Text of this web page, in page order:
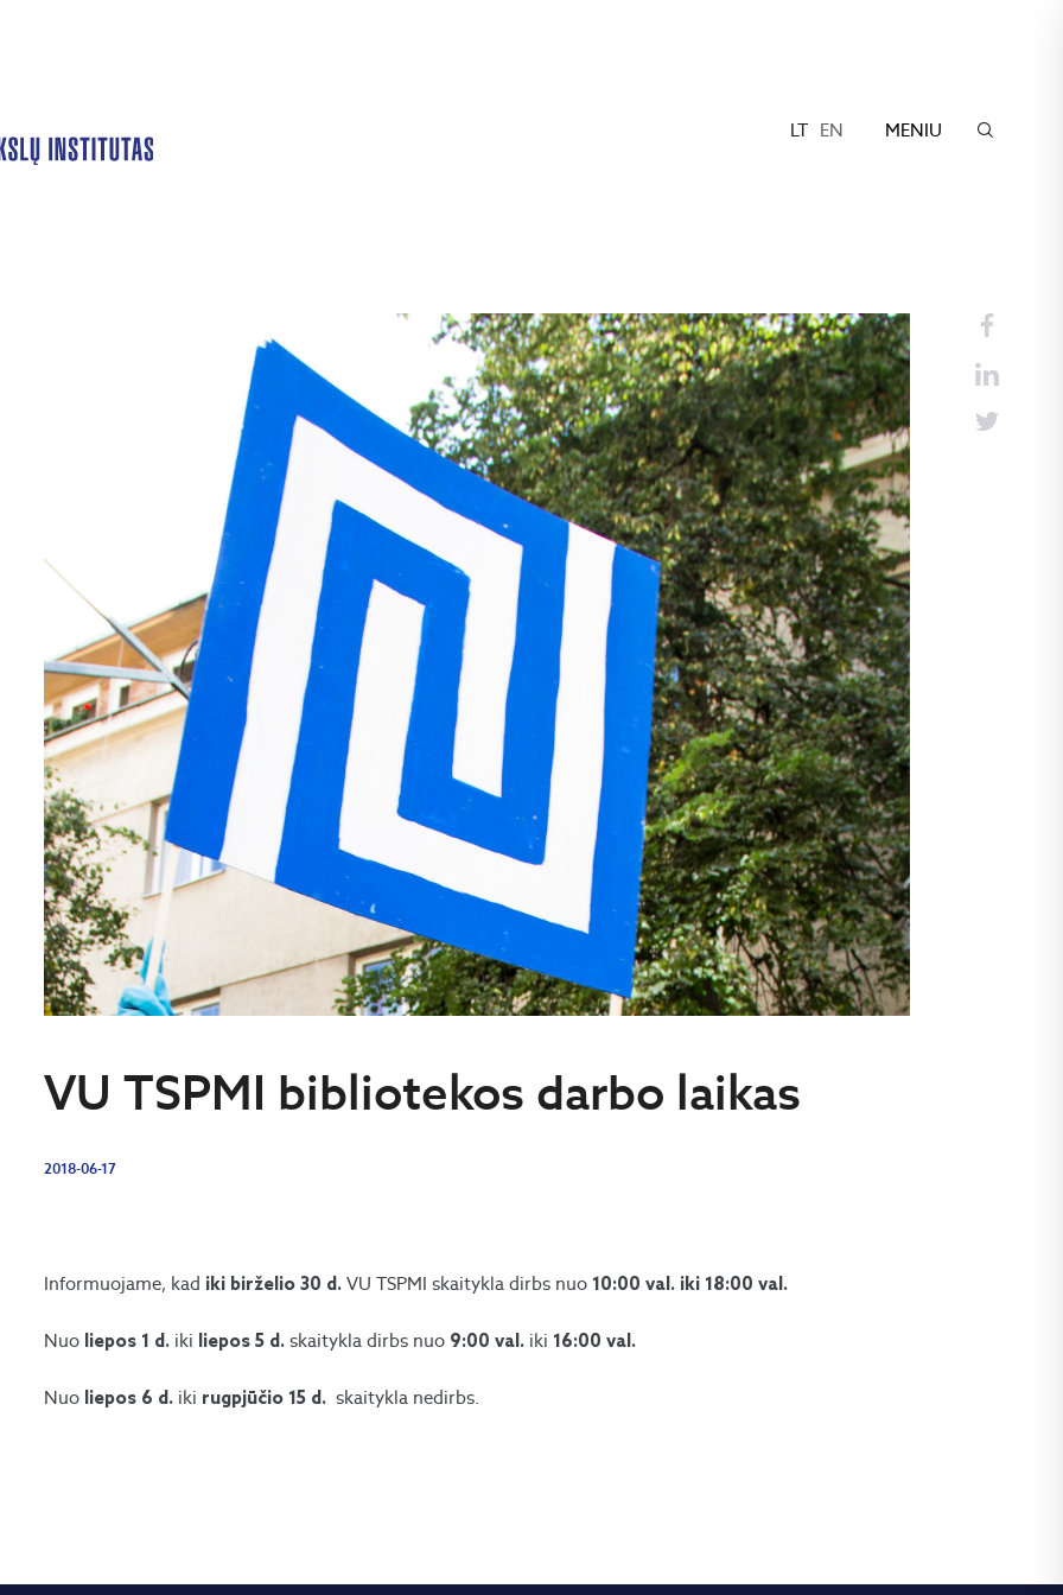
LT EN MENIU
VU TSPMI bibliotekos darbo laikas
2018-06-17
Informuojame, kad iki birželio 30 d. VU TSPMI skaitykla dirbs nuo 10:00 val. iki 18:00 val.
Nuo liepos 1 d. iki liepos 5 d. skaitykla dirbs nuo 9:00 val. iki 16:00 val.
Nuo liepos 6 d. iki rugpjūčio 15 d. skaitykla nedirbs.